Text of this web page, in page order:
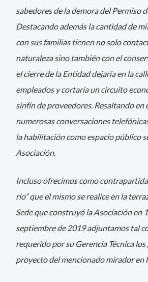
sabedores de la demora del Permiso
Destacando además la cantidad de
con sus familias tienen no solo
naturaleza sino también con el
el cierre de la Entidad dejaría en la
empleados y cortaría un circuito
sinfín de proveedores. Resaltando en
numerosas conversaciones
la habilitación como espacio público
Asociación.
Incluso ofrecimos como
río” que el mismo se realice en la
Sede que construyó la Asociación en
septiembre de 2019 adjuntamos tal
requerido por su Gerencia Técnica
proyecto del mencionado mirador en